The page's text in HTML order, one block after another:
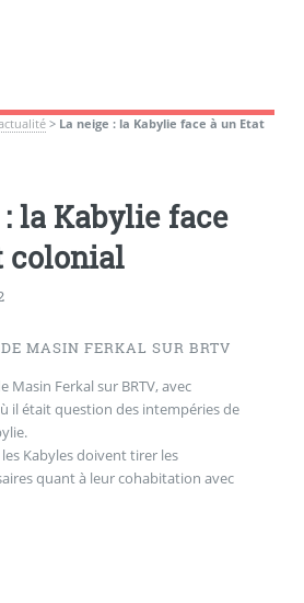
> La neige : la Kabylie face à un Etat
la Kabylie face
colonial
MASIN FERKAL SUR BRTV
Masin Ferkal sur BRTV, avec
il était question des intempéries de
Kabyles doivent tirer les
quant à leur cohabitation avec